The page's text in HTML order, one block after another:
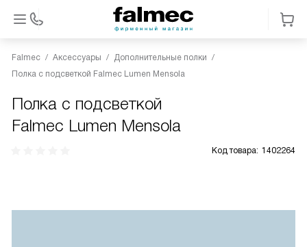
Falmec Аксессуары
Дополнительные полки
Полка с подсветкой Falmec Lumen Mensola
Полка с подсветкой
Falmec Lumen Mensola
Код товара: 1402264